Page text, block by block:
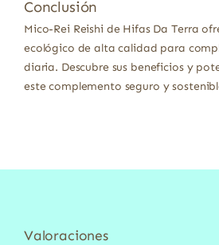
Conclusión
Mico-Rei Reishi de Hifas Da Terra
ecológico de alta calidad para
diaria. Descubre sus beneficios y
este complemento seguro y
Valoraciones